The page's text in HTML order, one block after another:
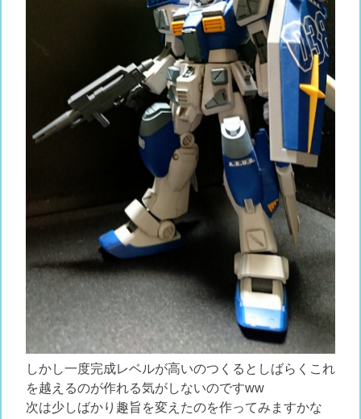
しかし一度完成レベルが高いのつくるとしばらくこれ
を越えるのが作れる気がしないのですww
次は少しばかり趣旨を変えたのを作ってみますかな